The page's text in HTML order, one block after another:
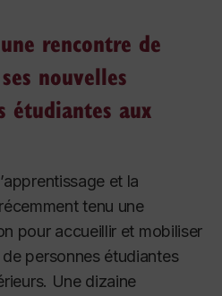
rencontre de
nouvelles
étudiantes aux
et la
tenu une
pour accueillir et mobiliser
personnes étudiantes
Une dizaine